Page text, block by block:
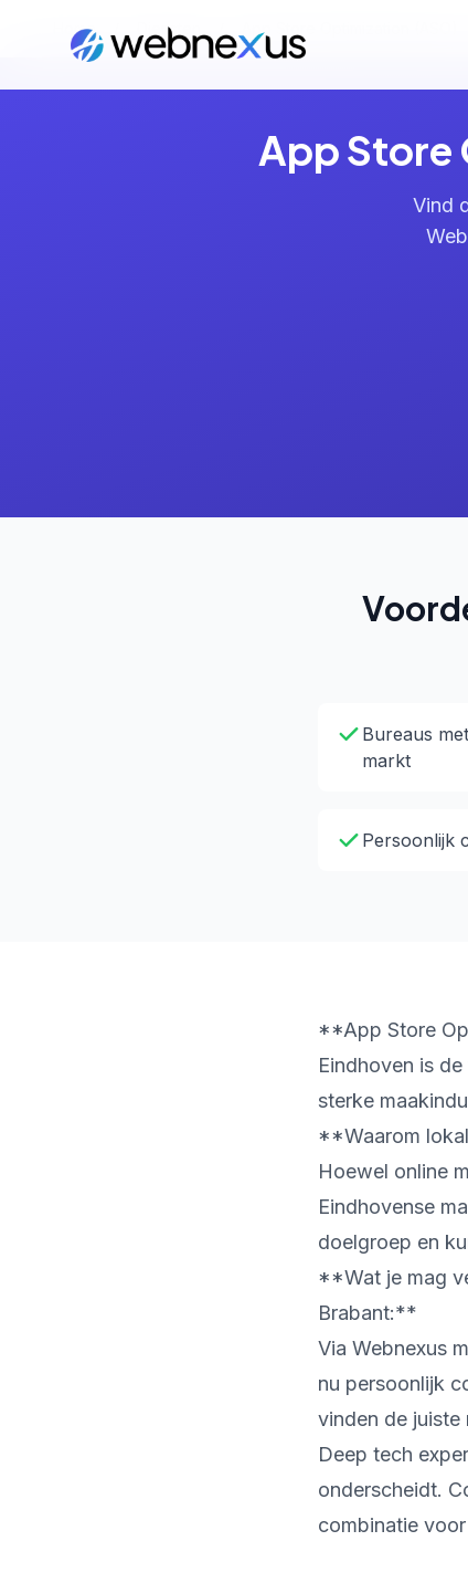
Home Diensten App Store Optimization (ASO)
App Store
Vind
Bureaus
markt
Persoonlijk
**App Store
Eindhoven is
sterke
**Waarom
Hoewel online
Eindhovense
doelgroep en
**Wat je mag
Brabant:**
Via Webnexus
nu persoonlijk
vinden de juiste
Deep tech
onderscheidt.
combinatie